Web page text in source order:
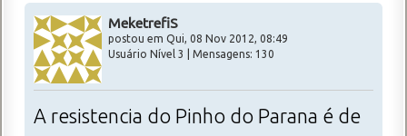
MeketrefiS
postou em Qui, 08 Nov 2012, 08:49
Usuário Nível 3 | Mensagens: 130
A resistencia do Pinho do Parana é de